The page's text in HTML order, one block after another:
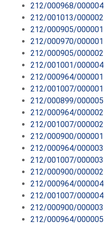
212/000968/000004
212/001013/000002
212/000905/000001
212/000970/000001
212/000905/000002
212/001001/000004
212/000964/000001
212/001007/000001
212/000899/000005
212/000964/000002
212/001007/000002
212/000900/000001
212/000964/000003
212/001007/000003
212/000900/000002
212/000964/000004
212/001007/000004
212/000900/000003
212/000964/000005